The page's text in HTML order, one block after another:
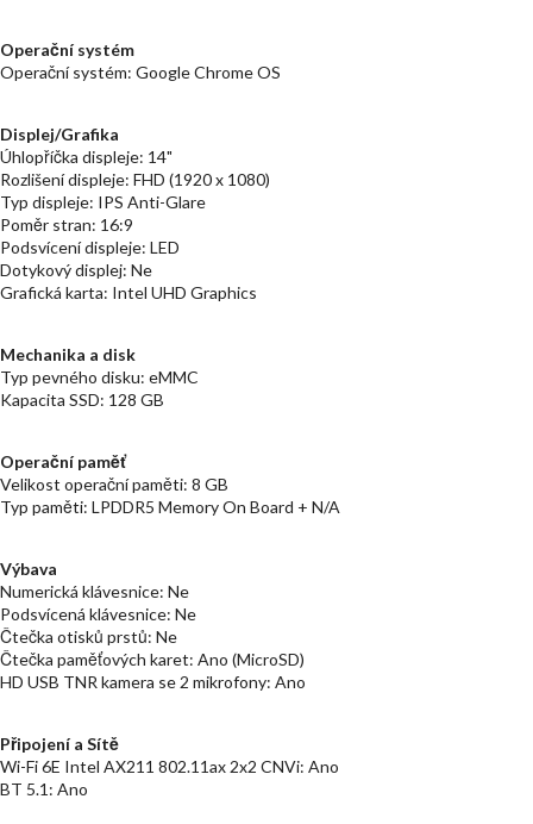
Operační systém
Operační systém: Google Chrome OS
Displej/Grafika
Úhlopříčka displeje: 14"
Rozlišení displeje: FHD (1920 x 1080)
Typ displeje: IPS Anti-Glare
Poměr stran: 16:9
Podsvícení displeje: LED
Dotykový displej: Ne
Grafická karta: Intel UHD Graphics
Mechanika a disk
Typ pevného disku: eMMC
Kapacita SSD: 128 GB
Operační paměť
Velikost operační paměti: 8 GB
Typ paměti: LPDDR5 Memory On Board + N/A
Výbava
Numerická klávesnice: Ne
Podsvícená klávesnice: Ne
Čtečka otisků prstů: Ne
Čtečka paměťových karet: Ano (MicroSD)
HD USB TNR kamera se 2 mikrofony: Ano
Připojení a Sítě
Wi-Fi 6E Intel AX211 802.11ax 2x2 CNVi: Ano
BT 5.1: Ano